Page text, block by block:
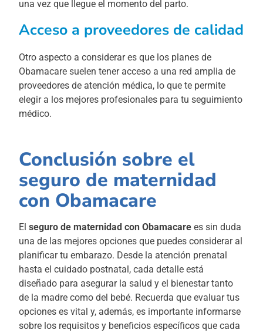
una vez que llegue el momento del parto.
Acceso a proveedores de calidad
Otro aspecto a considerar es que los planes de
Obamacare suelen tener acceso a una red amplia de
proveedores de atención médica, lo que te permite
elegir a los mejores profesionales para tu seguimiento
médico.
Conclusión sobre el
seguro de maternidad
con Obamacare
Elseguro de maternidad con Obamacare es sin duda
una de las mejores opciones que puedes considerar al
planificar tu embarazo. Desde la atención prenatal
hasta el cuidado postnatal, cada detalle está
diseñado para asegurar la salud y el bienestar tanto
de la madre como del bebé. Recuerda que evaluar tus
opciones es vital y, además, es importante informarse
sobre los requisitos y beneficios específicos que cada